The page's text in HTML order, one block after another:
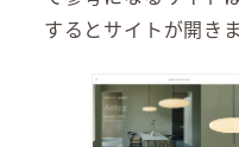
するとサイトが開きま